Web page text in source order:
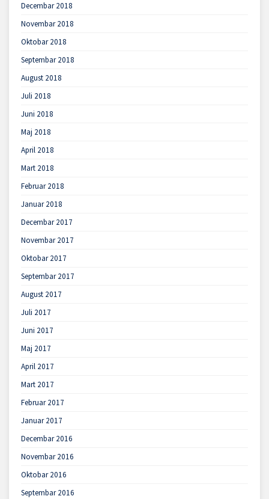
Decembar 2018
Novembar 2018
Oktobar 2018
Septembar 2018
August 2018
Juli 2018
Juni 2018
Maj 2018
April 2018
Mart 2018
Februar 2018
Januar 2018
Decembar 2017
Novembar 2017
Oktobar 2017
Septembar 2017
August 2017
Juli 2017
Juni 2017
Maj 2017
April 2017
Mart 2017
Februar 2017
Januar 2017
Decembar 2016
Novembar 2016
Oktobar 2016
Septembar 2016